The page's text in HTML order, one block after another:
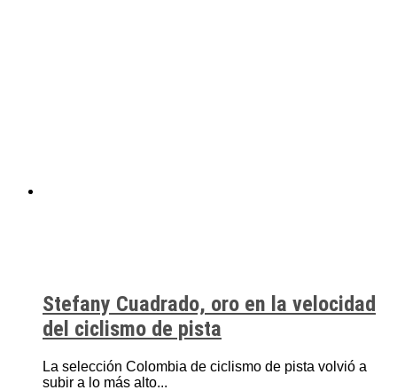
Stefany Cuadrado, oro en la velocidad
del ciclismo de pista
La selección Colombia de ciclismo de pista volvió a
subir a lo más alto...